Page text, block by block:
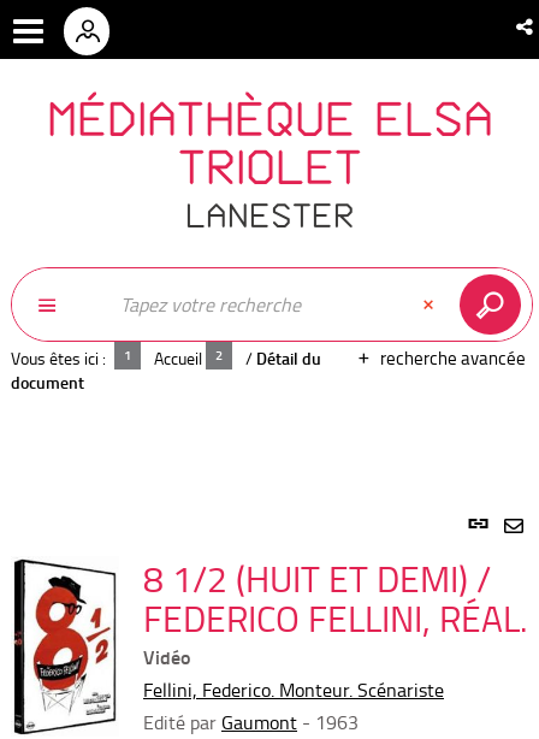
MÉDIATHÈQUE ELSA
TRIOLET
LANESTER
recherche avancée
Vous êtes ici : Accueil / Détail du
document
Lien
8 1/2 (HUIT ET DEMI) /
FEDERICO FELLINI, RÉAL.
Vidéo
Fellini, Federico. Monteur. Scénariste
Edité par Gaumont - 1963